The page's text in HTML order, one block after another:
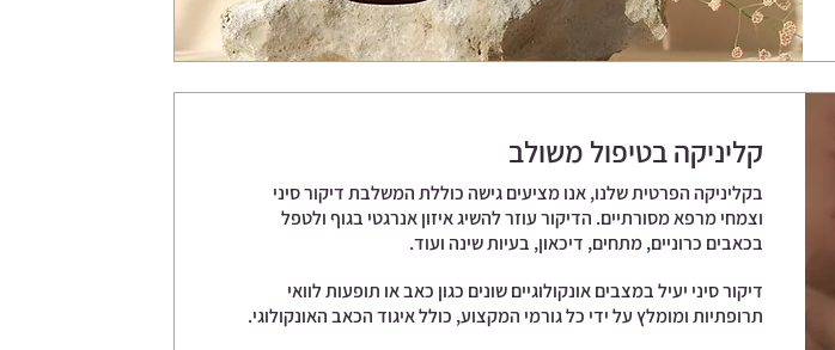
קליניקה בטיפול משולב
בקליניקה הפרטית שלנו, אנו מציעים גישה כוללת המשלבת דיקור סיני
וצמחי מרפא מסורתיים. הדיקור עוזר להשיג איזון אנרגטי בגוף ולטפל
בכאבים כרוניים, מתחים, דיכאון, בעיות שינה ועוד.
דיקור סיני יעיל במצבים אונקולוגיים שונים כגון כאב או תופעות לוואי
תרופתיות ומומלץ על ידי כל גורמי המקצוע, כולל איגוד הכאב האונקולוגי.